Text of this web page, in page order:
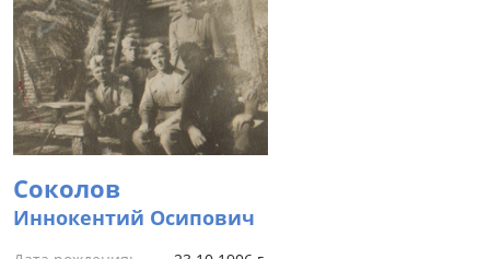
Соколов
Иннокентий Осипович